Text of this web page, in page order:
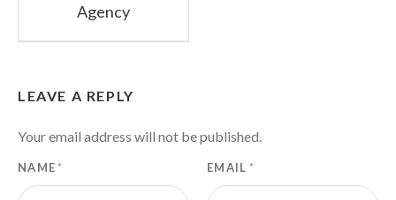
Agency
LEAVE A REPLY
Your email address will not be published.
NAME * EMAIL *